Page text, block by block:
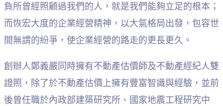
負所曾經照顧過我們的人，就是我們能夠立足的根本；
而恢宏大度的企業經營精神，以大氣格局出發，包容世
間無謂的紛爭，使企業經營的路走的更長更久。
創辦人鄭義嚴同時擁有不動產估價師及不動產經紀人雙
證照，除了於不動產估價上擁有豐富智識與經驗，並前
後曾任職於內政部建築研究所、國家地震工程研究中